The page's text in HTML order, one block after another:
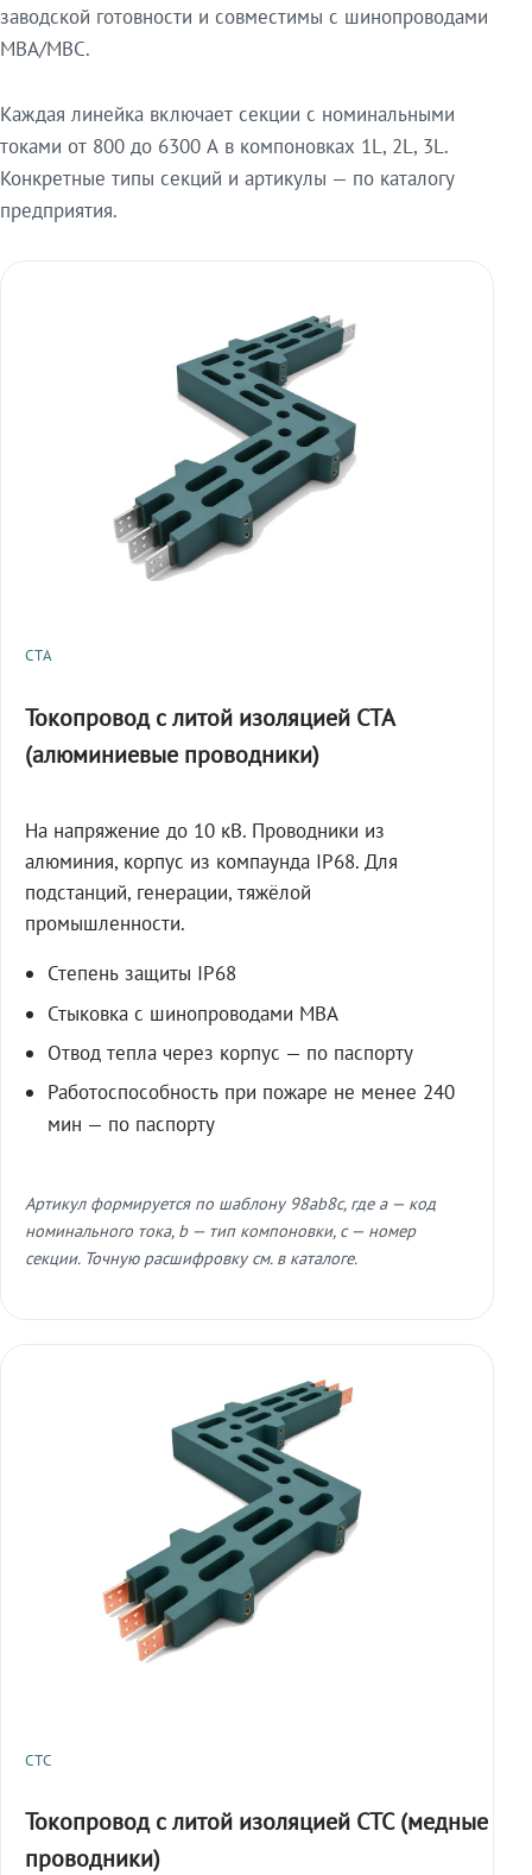
заводской готовности и совместимы с шинопроводами
МВА/МВС.
Каждая линейка включает секции с номинальными
токами от 800 до 6300 А в компоновках 1L, 2L, 3L.
Конкретные типы секций и артикулы — по каталогу
предприятия.
СТА
Токопровод с литой изоляцией СТА
(алюминиевые проводники)
На напряжение до 10 кВ. Проводники из
алюминия, корпус из компаунда IP68. Для
подстанций, генерации, тяжёлой
промышленности.
Степень защиты IP68
Стыковка с шинопроводами МВА
Отвод тепла через корпус — по паспорту
Работоспособность при пожаре не менее 240
мин — по паспорту
Артикул формируется по шаблону 98ab8c, где a — код
номинального тока, b — тип компоновки, c — номер
секции. Точную расшифровку см. в каталоге.
СТС
Токопровод с литой изоляцией СТС (медные
проводники)